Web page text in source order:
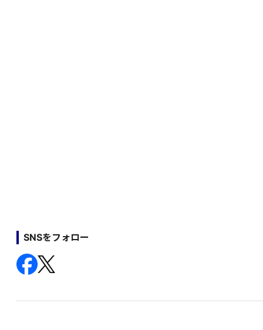
SNSをフォロー